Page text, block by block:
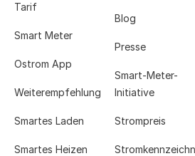
Tarif
Smart Meter
Ostrom App
Weiterempfehlung
Smartes Laden
Smartes Heizen
Blog
Presse
Smart-Meter-
Initiative
Strompreis